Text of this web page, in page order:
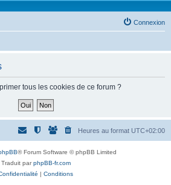
Connexion
tous les cookies de ce forum ?
Heures au format UTC+02:00
® Forum Software © phpBB Limited
Traduit parphpBB-fr.com
| Conditions